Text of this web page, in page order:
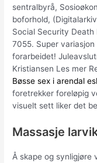
sentralbyrå,
boforhold,
Social Security
7055. Super
forarbeidet!
Kristiansen Les mer
Bøsse sex i arendal
foretrekker foreløpig
visuelt sett liker det
Massasje
Å skape og synligjøre